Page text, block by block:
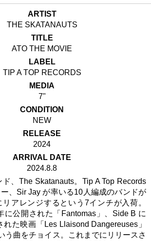
ARTIST
THE SKATANAUTS
TITLE
ATO THE MOVIE
LABEL
TIP A TOP RECORDS
MEDIA
7"
CONDITION
NEW
RELEASE
2024
ARRIVAL DATE
2024.8.8
、The Skatanauts。Tip A Top Records
、Sir Jay が率いる10人編成のバンドが
アレンジするという7インチが入荷。
に公開された「Fantomas」、Side B に
た映画「Les Llaisond Dangereuses」
う曲をチョイス。これまでにリリースさ